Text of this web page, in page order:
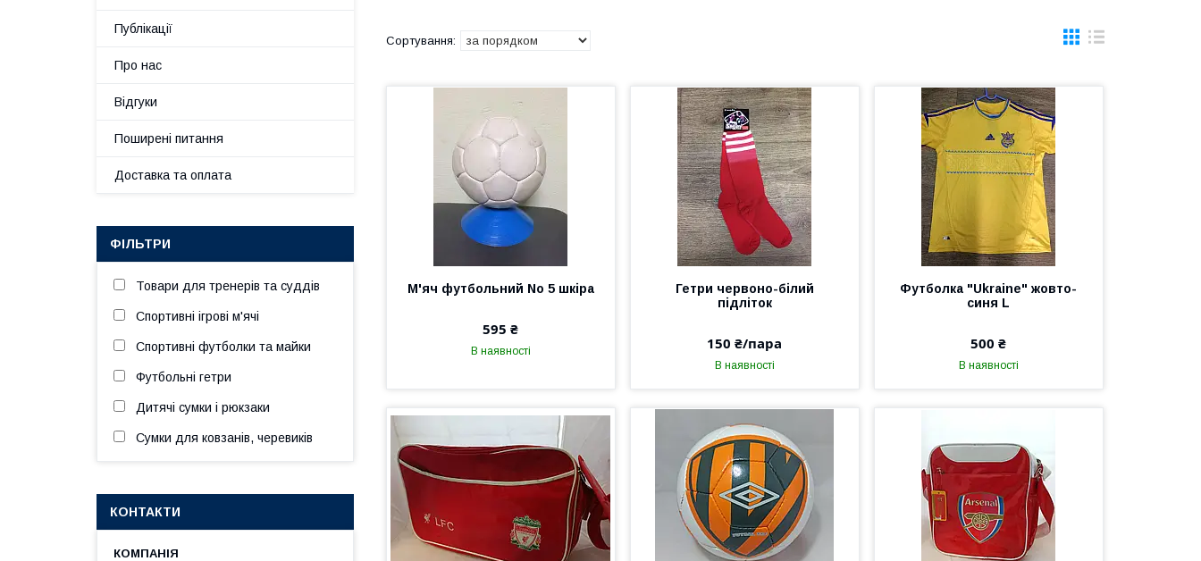
М'яч футбольний No 5 шкіра
595 ₴
В наявності
Гетри червоно-білий
підліток
150 ₴/пара
В наявності
Футболка "Ukraine" жовто-
синя L
500 ₴
В наявності
Публікації
Про нас
Відгуки
Поширені питання
Доставка та оплата
ФІЛЬТРИ
Товари для тренерів та суддів
Спортивні ігрові м'ячі
Спортивні футболки та майки
Футбольні гетри
Дитячі сумки і рюкзаки
Сумки для ковзанів, черевиків
КОНТАКТИ